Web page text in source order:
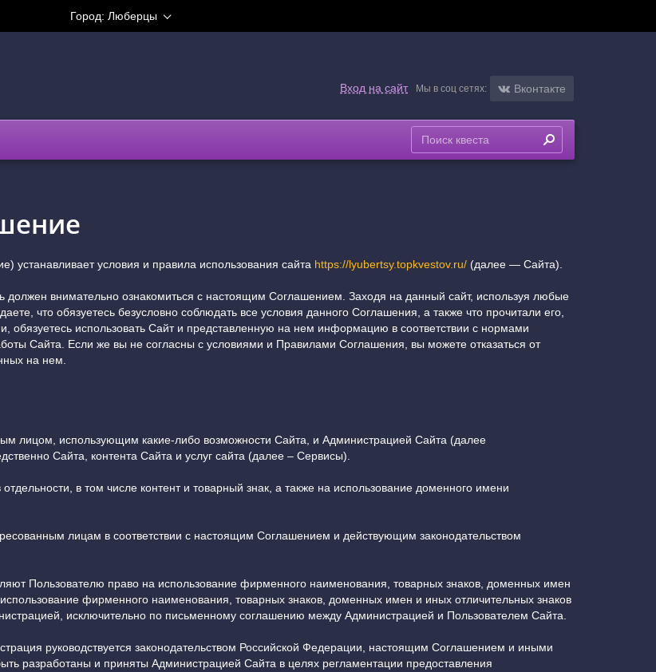
Город: Люберцы
Вход на сайт Мы в соц сетях: Вконтакте
условия и правила использования сайта https://lyubertsy.topkvestov.ru/ (далее — Сайта).
должен внимательно ознакомиться с настоящим Соглашением. Заходя на данный сайт, используя любые
что обязуетесь безусловно соблюдать все условия данного Соглашения, а также что прочитали его,
использовать Сайт и представленную на нем информацию в соответствии с нормами
Сайта. Если же вы не согласны с условиями и Правилами Соглашения, вы можете отказаться от
на нем.
лицом, использующим какие-либо возможности Сайта, и Администрацией Сайта (далее
Сайта, контента Сайта и услуг сайта (далее – Сервисы).
в том числе контент и товарный знак, а также на использование доменного имени
лицам в соответствии с настоящим Соглашением и действующим законодательством
Пользователю право на использование фирменного наименования, товарных знаков, доменных имен
фирменного наименования, товарных знаков, доменных имен и иных отличительных знаков
исключительно по письменному соглашению между Администрацией и Пользователем Сайта.
руководствуется законодательством Российской Федерации, настоящим Соглашением и иными
разработаны и приняты Администрацией Сайта в целях регламентации предоставления